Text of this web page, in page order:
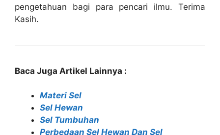
pengetahuan bagi para pencari ilmu. Terima
Kasih.
Baca Juga Artikel Lainnya :
Materi Sel
Sel Hewan
Sel Tumbuhan
Perbedaan Sel Hewan Dan Sel